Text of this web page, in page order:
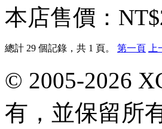
本店售價：
總計 29 個記錄，共 1 頁。 第一頁 上
© 2005-2026
有，並保留所